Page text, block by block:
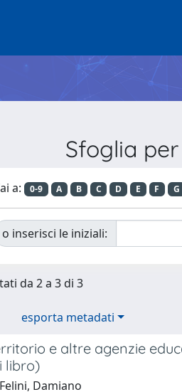
Sfoglia
a: 0-9 A B C D E F G
o inserisci le iniziali:
da 2 a 3 di 3
esporta metadati
e altre agenzie
libro)
Damiano